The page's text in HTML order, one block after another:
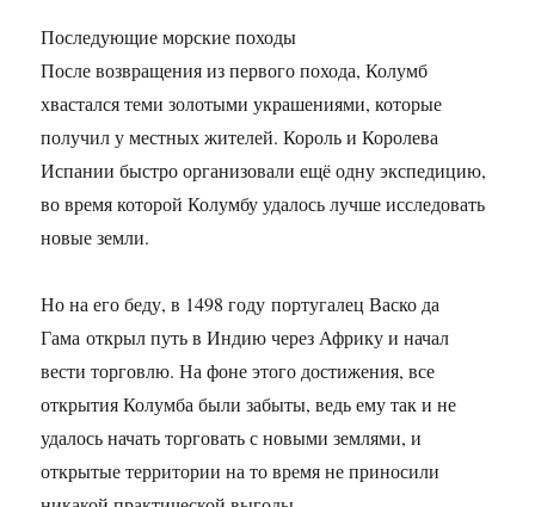
Последующие морские походы
После возвращения из первого похода, Колумб
хвастался теми золотыми украшениями, которые
получил у местных жителей. Король и Королева
Испании быстро организовали ещё одну экспедицию,
во время которой Колумбу удалось лучше исследовать
новые земли.
Но на его беду, в 1498 году португалец Васко да
Гама открыл путь в Индию через Африку и начал
вести торговлю. На фоне этого достижения, все
открытия Колумба были забыты, ведь ему так и не
удалось начать торговать с новыми землями, и
открытые территории на то время не приносили